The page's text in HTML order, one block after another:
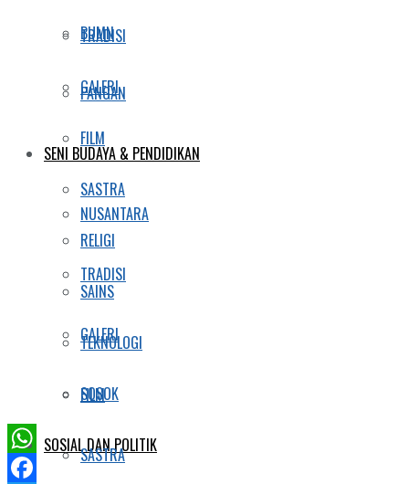
TRADISI
GALERI
FILM
SASTRA
RELIGI
SAINS
TEKNOLOGI
SOSOK
SOSIAL DAN POLITIK
BUMN
PANGAN
SENI BUDAYA & PENDIDIKAN
NUSANTARA
TRADISI
GALERI
FILM
SASTRA
WhatsApp